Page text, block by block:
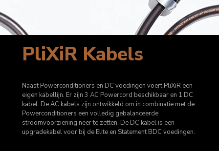
PliXiR Kabels
Naast Powerconditioners en DC voedingen voert PliXiR een
eigen kabellijn. Er zijn 3 AC Powercord beschikbaar en 1 DC
kabel. De AC kabels zijn ontwikkeld om in combinatie met de
Powerconditioners een volledig gebalanceerde
stroomvoorziening neer te zetten. De DC kabel is een
upgradekabel voor bij de Elite en Statement BDC voedingen.